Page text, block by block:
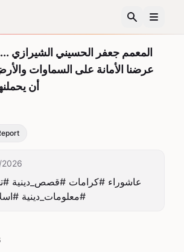
عرضنا الأمانة على السماوات
أن
#معلومات_دينية